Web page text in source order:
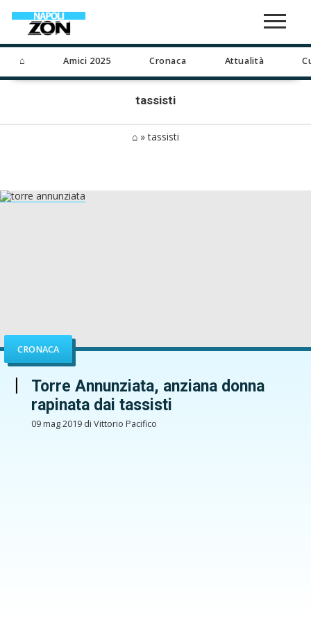
⌂ Amici 2025 Cronaca Attualità
tassisti
⌂ »tassisti
CRONACA
Torre Annunziata, anziana donna
rapinata dai tassisti
09 mag 2019 di Vittorio Pacifico